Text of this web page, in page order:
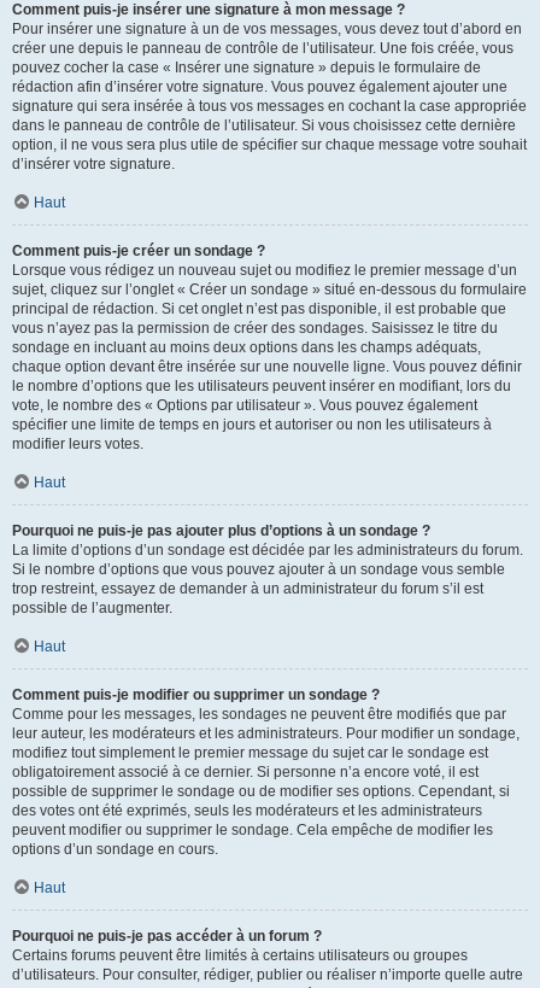
Comment puis-je insérer une signature à mon message ?
Pour insérer une signature à un de vos messages, vous devez tout d’abord en
créer une depuis le panneau de contrôle de l’utilisateur. Une fois créée, vous
pouvez cocher la case « Insérer une signature » depuis le formulaire de
rédaction afin d’insérer votre signature. Vous pouvez également ajouter une
signature qui sera insérée à tous vos messages en cochant la case appropriée
dans le panneau de contrôle de l’utilisateur. Si vous choisissez cette dernière
option, il ne vous sera plus utile de spécifier sur chaque message votre souhait
d’insérer votre signature.
Haut
Comment puis-je créer un sondage ?
Lorsque vous rédigez un nouveau sujet ou modifiez le premier message d’un
sujet, cliquez sur l’onglet « Créer un sondage » situé en-dessous du formulaire
principal de rédaction. Si cet onglet n’est pas disponible, il est probable que
vous n’ayez pas la permission de créer des sondages. Saisissez le titre du
sondage en incluant au moins deux options dans les champs adéquats,
chaque option devant être insérée sur une nouvelle ligne. Vous pouvez définir
le nombre d’options que les utilisateurs peuvent insérer en modifiant, lors du
vote, le nombre des « Options par utilisateur ». Vous pouvez également
spécifier une limite de temps en jours et autoriser ou non les utilisateurs à
modifier leurs votes.
Haut
Pourquoi ne puis-je pas ajouter plus d’options à un sondage ?
La limite d’options d’un sondage est décidée par les administrateurs du forum.
Si le nombre d’options que vous pouvez ajouter à un sondage vous semble
trop restreint, essayez de demander à un administrateur du forum s’il est
possible de l’augmenter.
Haut
Comment puis-je modifier ou supprimer un sondage ?
Comme pour les messages, les sondages ne peuvent être modifiés que par
leur auteur, les modérateurs et les administrateurs. Pour modifier un sondage,
modifiez tout simplement le premier message du sujet car le sondage est
obligatoirement associé à ce dernier. Si personne n’a encore voté, il est
possible de supprimer le sondage ou de modifier ses options. Cependant, si
des votes ont été exprimés, seuls les modérateurs et les administrateurs
peuvent modifier ou supprimer le sondage. Cela empêche de modifier les
options d’un sondage en cours.
Haut
Pourquoi ne puis-je pas accéder à un forum ?
Certains forums peuvent être limités à certains utilisateurs ou groupes
d’utilisateurs. Pour consulter, rédiger, publier ou réaliser n’importe quelle autre